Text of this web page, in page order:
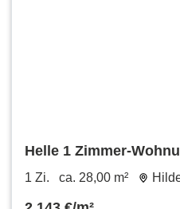
Helle 1 Zimmer-
und Wannenbad
1 Zi. ca. 28,00 m²